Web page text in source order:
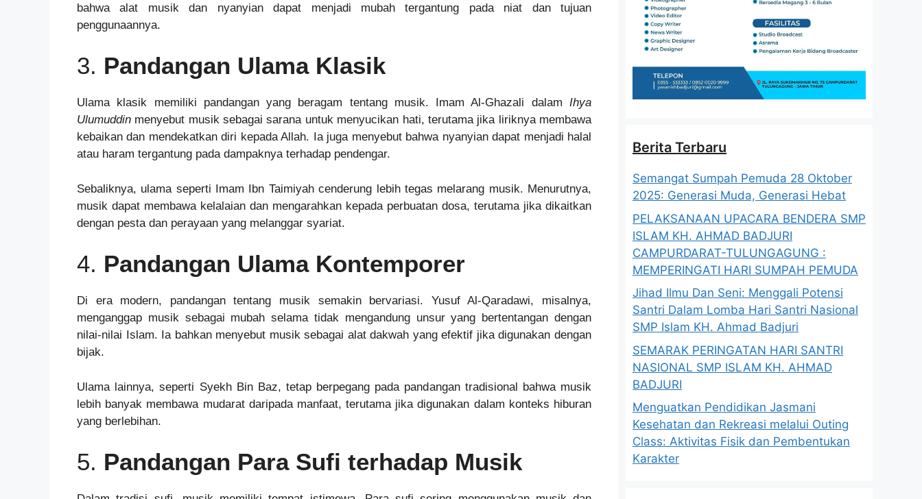
bahwa alat musik dan nyanyian dapat menjadi mubah tergantung pada niat dan tujuan
penggunaannya.
3. Pandangan Ulama Klasik
Ulama klasik memiliki pandangan yang beragam tentang musik. Imam Al-Ghazali dalam Ihya
Ulumuddin menyebut musik sebagai sarana untuk menyucikan hati, terutama jika liriknya membawa
kebaikan dan mendekatkan diri kepada Allah. Ia juga menyebut bahwa nyanyian dapat menjadi halal
atau haram tergantung pada dampaknya terhadap pendengar.
Sebaliknya, ulama seperti Imam Ibn Taimiyah cenderung lebih tegas melarang musik. Menurutnya,
musik dapat membawa kelalaian dan mengarahkan kepada perbuatan dosa, terutama jika dikaitkan
dengan pesta dan perayaan yang melanggar syariat.
4. Pandangan Ulama Kontemporer
Di era modern, pandangan tentang musik semakin bervariasi. Yusuf Al-Qaradawi, misalnya,
menganggap musik sebagai mubah selama tidak mengandung unsur yang bertentangan dengan
nilai-nilai Islam. Ia bahkan menyebut musik sebagai alat dakwah yang efektif jika digunakan dengan
bijak.
Ulama lainnya, seperti Syekh Bin Baz, tetap berpegang pada pandangan tradisional bahwa musik
lebih banyak membawa mudarat daripada manfaat, terutama jika digunakan dalam konteks hiburan
yang berlebihan.
5. Pandangan Para Sufi terhadap Musik
Berita Terbaru
Semangat Sumpah Pemuda 28 Oktober
2025: Generasi Muda, Generasi Hebat
PELAKSANAAN UPACARA BENDERA SMP
ISLAM KH. AHMAD BADJURI
CAMPURDARAT-TULUNGAGUNG :
MEMPERINGATI HARI SUMPAH PEMUDA
Jihad Ilmu Dan Seni: Menggali Potensi
Santri Dalam Lomba Hari Santri Nasional
SMP Islam KH. Ahmad Badjuri
SEMARAK PERINGATAN HARI SANTRI
NASIONAL SMP ISLAM KH. AHMAD
BADJURI
Menguatkan Pendidikan Jasmani
Kesehatan dan Rekreasi melalui Outing
Class: Aktivitas Fisik dan Pembentukan
Karakter